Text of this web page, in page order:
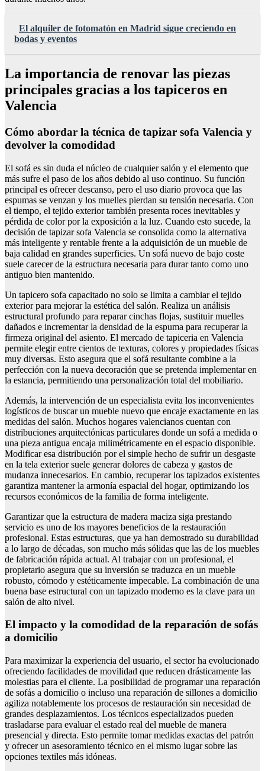
El alquiler de fotomatón en Madrid sigue creciendo en
bodas y eventos
La importancia de renovar las piezas
principales gracias a los tapiceros en
Valencia
Cómo abordar la técnica de tapizar sofa Valencia y
devolver la comodidad
El sofá es sin duda el núcleo de cualquier salón y el elemento que
más sufre el paso de los años debido al uso continuo. Su función
principal es ofrecer descanso, pero el uso diario provoca que las
espumas se venzan y los muelles pierdan su tensión necesaria. Con
el tiempo, el tejido exterior también presenta roces inevitables y
pérdida de color por la exposición a la luz. Cuando esto sucede, la
decisión de tapizar sofa Valencia se consolida como la alternativa
más inteligente y rentable frente a la adquisición de un mueble de
baja calidad en grandes superficies. Un sofá nuevo de bajo coste
suele carecer de la estructura necesaria para durar tanto como uno
antiguo bien mantenido.
Un tapicero sofa capacitado no solo se limita a cambiar el tejido
exterior para mejorar la estética del salón. Realiza un análisis
estructural profundo para reparar cinchas flojas, sustituir muelles
dañados e incrementar la densidad de la espuma para recuperar la
firmeza original del asiento. El mercado de tapiceria en Valencia
permite elegir entre cientos de texturas, colores y propiedades físicas
muy diversas. Esto asegura que el sofá resultante combine a la
perfección con la nueva decoración que se pretenda implementar en
la estancia, permitiendo una personalización total del mobiliario.
Además, la intervención de un especialista evita los inconvenientes
logísticos de buscar un mueble nuevo que encaje exactamente en las
medidas del salón. Muchos hogares valencianos cuentan con
distribuciones arquitectónicas particulares donde un sofá a medida o
una pieza antigua encaja milimétricamente en el espacio disponible.
Modificar esa distribución por el simple hecho de sufrir un desgaste
en la tela exterior suele generar dolores de cabeza y gastos de
mudanza innecesarios. En cambio, recuperar los tapizados existentes
garantiza mantener la armonía espacial del hogar, optimizando los
recursos económicos de la familia de forma inteligente.
Garantizar que la estructura de madera maciza siga prestando
servicio es uno de los mayores beneficios de la restauración
profesional. Estas estructuras, que ya han demostrado su durabilidad
a lo largo de décadas, son mucho más sólidas que las de los muebles
de fabricación rápida actual. Al trabajar con un profesional, el
propietario asegura que su inversión se traduzca en un mueble
robusto, cómodo y estéticamente impecable. La combinación de una
buena base estructural con un tapizado moderno es la clave para un
salón de alto nivel.
El impacto y la comodidad de la reparación de sofás
a domicilio
Para maximizar la experiencia del usuario, el sector ha evolucionado
ofreciendo facilidades de movilidad que reducen drásticamente las
molestias para el cliente. La posibilidad de programar una reparación
de sofás a domicilio o incluso una reparación de sillones a domicilio
agiliza notablemente los procesos de restauración sin necesidad de
grandes desplazamientos. Los técnicos especializados pueden
trasladarse para evaluar el estado real del mueble de manera
presencial y directa. Esto permite tomar medidas exactas del patrón
y ofrecer un asesoramiento técnico en el mismo lugar sobre las
opciones textiles más idóneas.